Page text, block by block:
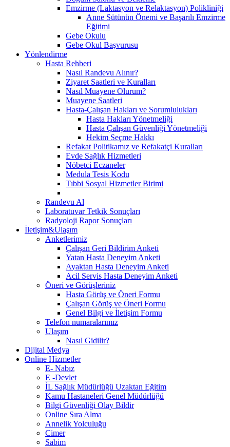
Emzirme (Laktasyon ve Relaktasyon) Polikliniği
Anne Sütünün Önemi ve Başarılı Emzirme
Eğitimi
Gebe Okulu
Gebe Okul Başvurusu
Yönlendirme
Hasta Rehberi
Nasıl Randevu Alınır?
Ziyaret Saatleri ve Kuralları
Nasıl Muayene Olurum?
Muayene Saatleri
Hasta-Çalışan Hakları ve Sorumlulukları
Hasta Hakları Yönetmeliği
Hasta Çalışan Güvenliği Yönetmeliği
Hekim Seçme Hakkı
Refakat Politikamız ve Refakatçi Kuralları
Evde Sağlık Hizmetleri
Nöbetci Eczaneler
Medula Tesis Kodu
Tıbbi Sosyal Hizmetler Birimi
Randevu Al
Laboratuvar Tetkik Sonuçları
Radyoloji Rapor Sonuçları
İletişim&Ulaşım
Anketlerimiz
Çalışan Geri Bildirim Anketi
Yatan Hasta Deneyim Anketi
Ayaktan Hasta Deneyim Anketi
Acil Servis Hasta Deneyim Anketi
Öneri ve Görüşleriniz
Hasta Görüş ve Öneri Formu
Çalışan Görüş ve Öneri Formu
Genel Bilgi ve İletişim Formu
Telefon numaralarımız
Ulaşım
Nasıl Gidilir?
Dijital Medya
Online Hizmetler
E- Nabız
E -Devlet
İL Sağlık Müdürlüğü Uzaktan Eğitim
Kamu Hastaneleri Genel Müdürlüğü
Bilgi Güvenliği Olay Bildir
Online Sıra Alma
Annelik Yolculuğu
Cimer
Sabim